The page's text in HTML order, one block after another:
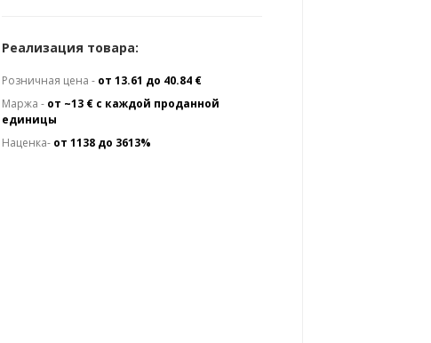
Реализация товара:
Розничная цена - от 13.61 до 40.84 €
Маржа - от ~13 € с каждой проданной
единицы
Наценка- от 1138 до 3613%